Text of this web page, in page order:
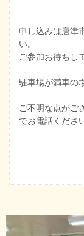
申し込みは唐津
い。
ご参加お待ちし
駐車場が満車の
ご不明な点がご
でお電話くださ